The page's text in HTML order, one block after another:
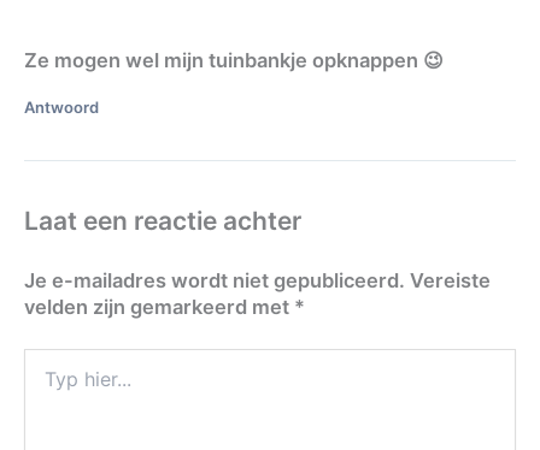
Ze mogen wel mijn tuinbankje opknappen 😉
Antwoord
Laat een reactie achter
Je e-mailadres wordt niet gepubliceerd. Vereiste
velden zijn gemarkeerd met *
hier...